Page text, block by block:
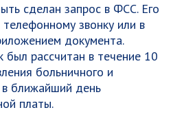
сделан запрос в ФСС. Его
звонку или в
документа.
рассчитан в течение 10
больничного и
ближайший день
платы.